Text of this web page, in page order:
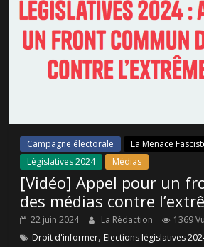
Campagne électorale
La Menace
Législatives 2024
Médias
[Vidéo] Appel pour un
des médias contre
22 juin 2024 La Rédaction 1369
Droit d'informer, Elections législatives